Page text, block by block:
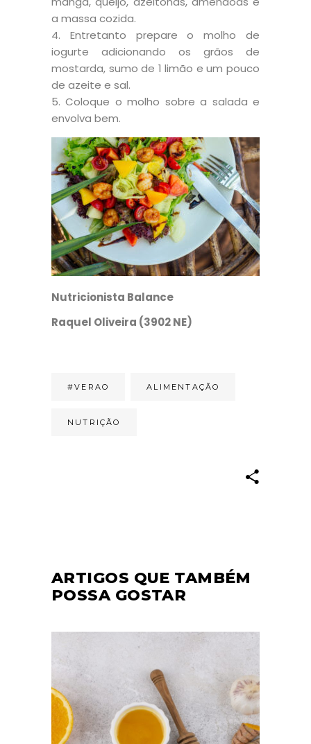
a massa cozida.
Entretanto prepare o molho de
iogurte adicionando os grãos de
mostarda, sumo de 1 limão e um pouco
de azeite e sal.
Coloque o molho sobre a salada e
envolva bem.
Nutricionista Balance
Raquel Oliveira (3902 NE)
#VERAO ALIMENTAÇÃO
NUTRIÇÃO
ARTIGOS QUE TAMBÉM
POSSA GOSTAR